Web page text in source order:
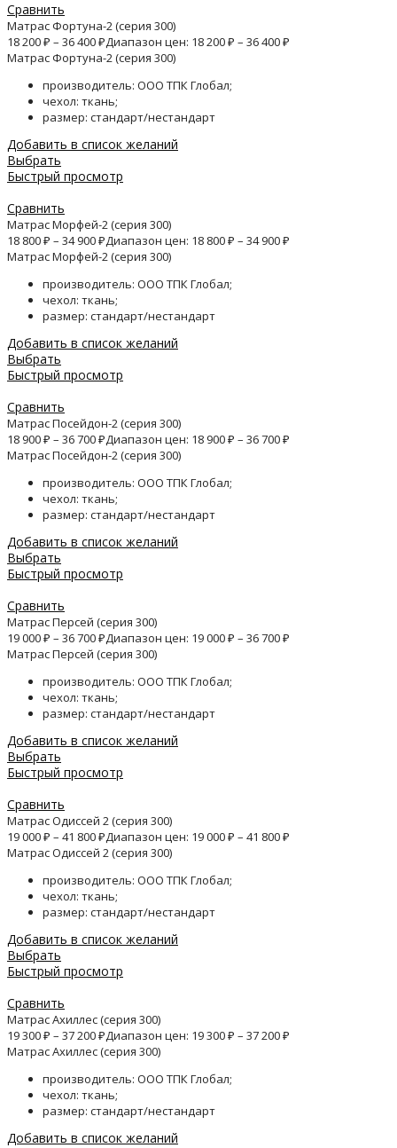
Сравнить
Матрас Фортуна-2 (серия 300)
18 200₽ – 36 400₽Диапазон цен: 18 200 ₽ – 36 400 ₽
Матрас Фортуна-2 (серия 300)
производитель: ООО ТПК Глобал;
чехол: ткань;
размер: стандарт/нестандарт
Добавить в список желаний
Выбрать
Быстрый просмотр
Сравнить
Матрас Морфей-2 (серия 300)
18 800₽ – 34 900₽Диапазон цен: 18 800 ₽ – 34 900 ₽
Матрас Морфей-2 (серия 300)
производитель: ООО ТПК Глобал;
чехол: ткань;
размер: стандарт/нестандарт
Добавить в список желаний
Выбрать
Быстрый просмотр
Сравнить
Матрас Посейдон-2 (серия 300)
18 900₽ – 36 700₽Диапазон цен: 18 900 ₽ – 36 700 ₽
Матрас Посейдон-2 (серия 300)
производитель: ООО ТПК Глобал;
чехол: ткань;
размер: стандарт/нестандарт
Добавить в список желаний
Выбрать
Быстрый просмотр
Сравнить
Матрас Персей (серия 300)
19 000₽ – 36 700₽Диапазон цен: 19 000 ₽ – 36 700 ₽
Матрас Персей (серия 300)
производитель: ООО ТПК Глобал;
чехол: ткань;
размер: стандарт/нестандарт
Добавить в список желаний
Выбрать
Быстрый просмотр
Сравнить
Матрас Одиссей 2 (серия 300)
19 000₽ – 41 800₽Диапазон цен: 19 000 ₽ – 41 800 ₽
Матрас Одиссей 2 (серия 300)
производитель: ООО ТПК Глобал;
чехол: ткань;
размер: стандарт/нестандарт
Добавить в список желаний
Выбрать
Быстрый просмотр
Сравнить
Матрас Ахиллес (серия 300)
19 300₽ – 37 200₽Диапазон цен: 19 300 ₽ – 37 200 ₽
Матрас Ахиллес (серия 300)
производитель: ООО ТПК Глобал;
чехол: ткань;
размер: стандарт/нестандарт
Добавить в список желаний